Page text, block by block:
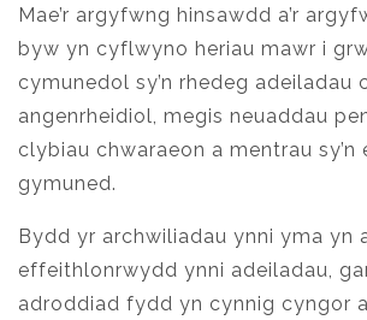
Mae’r argyfwng hinsawdd a’r
byw yn cyflwyno heriau mawr i
cymunedol sy’n rhedeg adeiladau
angenrheidiol, megis neuaddau
clybiau chwaraeon a mentrau sy’n
gymuned.
Bydd yr archwiliadau ynni yma yn
effeithlonrwydd ynni adeiladau,
adroddiad fydd yn cynnig cyngor